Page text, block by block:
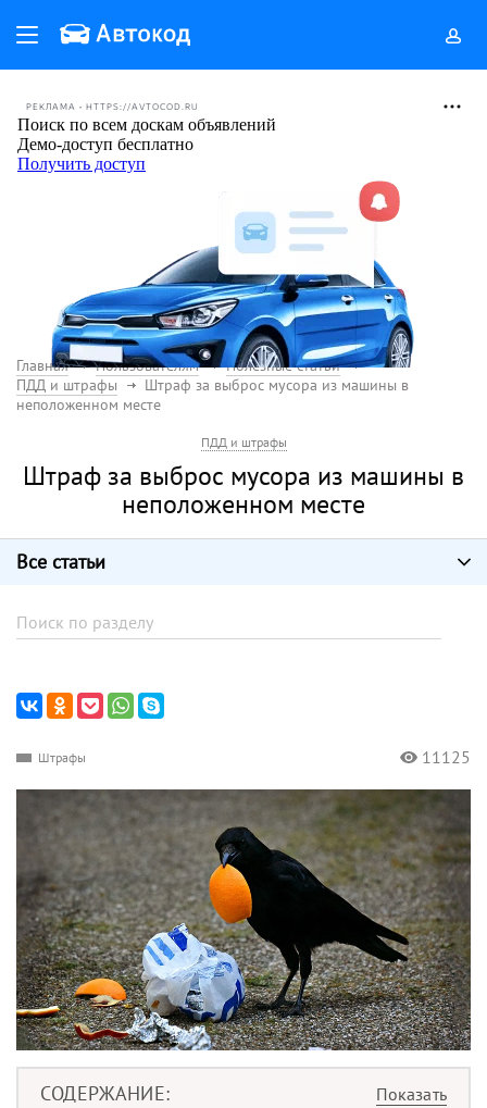
РЕКЛАМА • HTTPS://AVTOCOD.RU
Главная Пользователям
Полезные статьи
ПДД и штрафы
Штраф за выброс мусора из машины в
неположенном месте
ПДД и штрафы
Штраф за выброс мусора из машины в
неположенном месте
Все статьи
Штрафы 11125
СОДЕРЖАНИЕ